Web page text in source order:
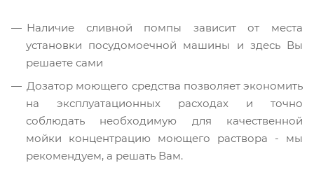
Наличие сливной помпы зависит от места
установки посудомоечной машины и здесь Вы
решаете сами
Дозатор моющего средства позволяет экономить
на эксплуатационных расходах и точно
соблюдать необходимую для качественной
мойки концентрацию моющего раствора - мы
рекомендуем, а решать Вам.